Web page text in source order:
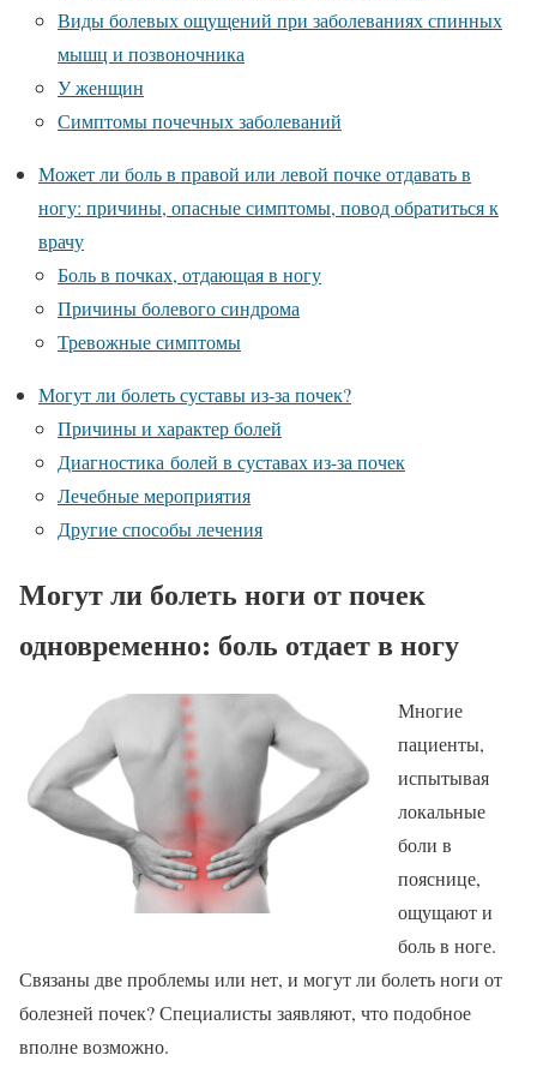
Виды болевых ощущений при заболеваниях спинных
мышц и позвоночника
У женщин
Симптомы почечных заболеваний
Может ли боль в правой или левой почке отдавать в
ногу: причины, опасные симптомы, повод обратиться к
врачу
Боль в почках, отдающая в ногу
Причины болевого синдрома
Тревожные симптомы
Могут ли болеть суставы из-за почек?
Причины и характер болей
Диагностика болей в суставах из-за почек
Лечебные мероприятия
Другие способы лечения
Могут ли болеть ноги от почек
одновременно: боль отдает в ногу
Многие
пациенты,
испытывая
локальные
боли в
пояснице,
ощущают и
боль в ноге.
Связаны две проблемы или нет, и могут ли болеть ноги от
болезней почек? Специалисты заявляют, что подобное
вполне возможно.